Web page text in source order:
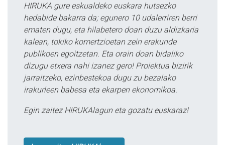
HIRUKA gure eskualdeko euskara hutsezko
hedabide bakarra da; egunero 10 udalerriren berri
ematen dugu, eta hilabetero doan duzu aldizkaria
kalean, tokiko komertzioetan zein erakunde
publikoen egoitzetan. Eta orain doan bidaliko
dizugu etxera nahi izanez gero! Proiektua bizirik
jarraitzeko, ezinbestekoa dugu zu bezalako
irakurleen babesa eta ekarpen ekonomikoa.
Egin zaitez HIRUKAlagun eta gozatu euskaraz!